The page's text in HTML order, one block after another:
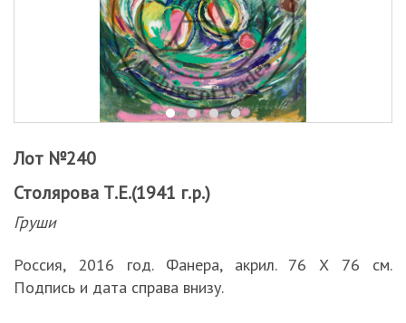
Лот №240
Столярова Т.Е.(1941 г.р.)
Груши
Россия, 2016 год. Фанера, акрил. 76 Х 76 см.
Подпись и дата справа внизу.